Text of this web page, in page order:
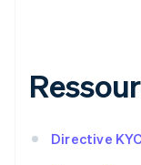
Directive
Estonie
EnglishEspañol